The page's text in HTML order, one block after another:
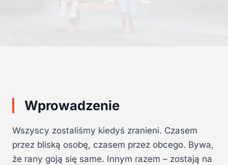
Wprowadzenie
Wszyscy zostaliśmy kiedyś zranieni. Czasem
przez bliską osobę, czasem przez obcego. Bywa,
że rany goją się same. Innym razem – zostają na